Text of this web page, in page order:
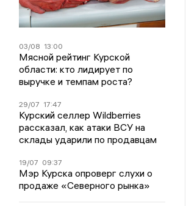
03/08 13:00
Мясной рейтинг Курской
области: кто лидирует по
выручке и темпам роста?
29/07 17:47
Курский селлер Wildberries
рассказал, как атаки ВСУ на
склады ударили по продавцам
19/07 09:37
Мэр Курска опроверг слухи о
продаже «Северного рынка»